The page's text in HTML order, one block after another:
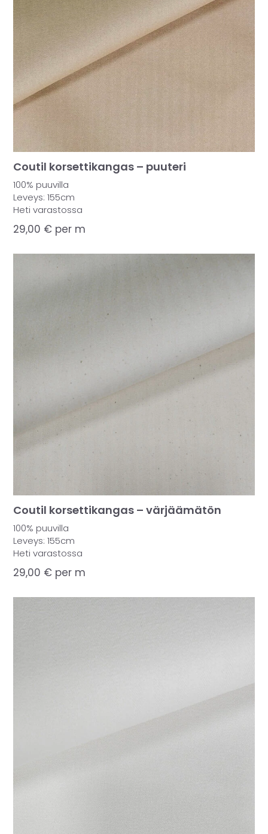
Coutil korsettikangas – puuteri
100% puuvilla
Leveys: 155cm
Heti varastossa
29,00 € per m
Coutil korsettikangas – värjäämätön
100% puuvilla
Leveys: 155cm
Heti varastossa
29,00 € per m